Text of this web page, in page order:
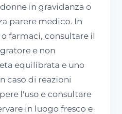
in gravidanza o
parere medico. In
farmaci, consultare il
e non
equilibrata e uno
caso di reazioni
l'uso e consultare
in luogo fresco e